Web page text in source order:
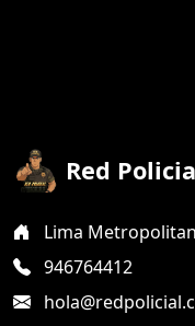
Red
Lima
946764412